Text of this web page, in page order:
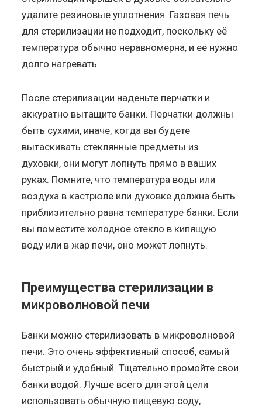
удалите резиновые уплотнения. Газовая печь
для стерилизации не подходит, поскольку её
температура обычно неравномерна, и её нужно
долго нагревать.
После стерилизации наденьте перчатки и
аккуратно вытащите банки. Перчатки должны
быть сухими, иначе, когда вы будете
вытаскивать стеклянные предметы из
духовки, они могут лопнуть прямо в ваших
руках. Помните, что температура воды или
воздуха в кастрюле или духовке должна быть
приблизительно равна температуре банки. Если
вы поместите холодное стекло в кипящую
воду или в жар печи, оно может лопнуть.
Преимущества стерилизации в
микроволновой печи
Банки можно стерилизовать в микроволновой
печи. Это очень эффективный способ, самый
быстрый и удобный. Тщательно промойте свои
банки водой. Лучше всего для этой цели
использовать обычную пищевую соду,